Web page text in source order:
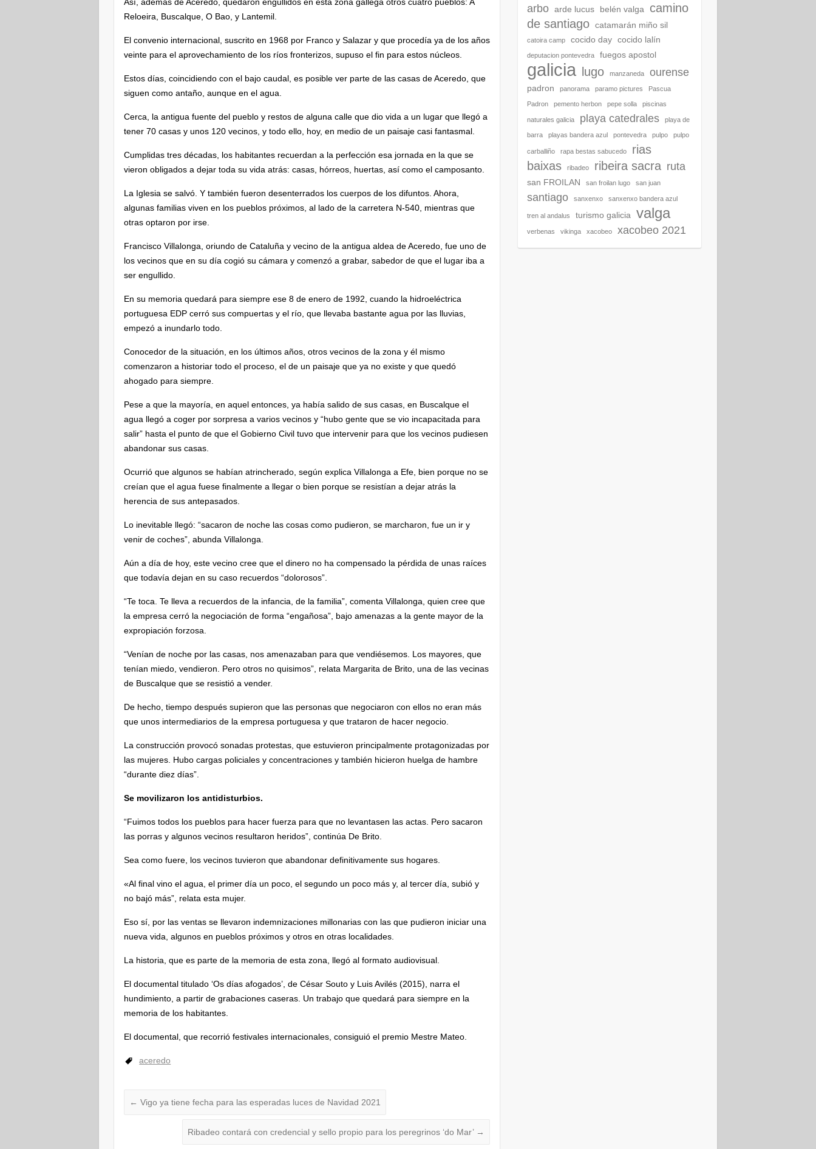
Reloeira, Buscalque, O Bao, y Lantemil.
El convenio internacional, suscrito en 1968 por Franco y Salazar y que procedía ya de los años
veinte para el aprovechamiento de los ríos fronterizos, supuso el fin para estos núcleos.
Estos días, coincidiendo con el bajo caudal, es posible ver parte de las casas de Aceredo, que
siguen como antaño, aunque en el agua.
Cerca, la antigua fuente del pueblo y restos de alguna calle que dio vida a un lugar que llegó a
tener 70 casas y unos 120 vecinos, y todo ello, hoy, en medio de un paisaje casi fantasmal.
Cumplidas tres décadas, los habitantes recuerdan a la perfección esa jornada en la que se
vieron obligados a dejar toda su vida atrás: casas, hórreos, huertas, así como el camposanto.
La Iglesia se salvó. Y también fueron desenterrados los cuerpos de los difuntos. Ahora,
algunas familias viven en los pueblos próximos, al lado de la carretera N-540, mientras que
otras optaron por irse.
Francisco Villalonga, oriundo de Cataluña y vecino de la antigua aldea de Aceredo, fue uno de
los vecinos que en su día cogió su cámara y comenzó a grabar, sabedor de que el lugar iba a
ser engullido.
En su memoria quedará para siempre ese 8 de enero de 1992, cuando la hidroeléctrica
portuguesa EDP cerró sus compuertas y el río, que llevaba bastante agua por las lluvias,
empezó a inundarlo todo.
Conocedor de la situación, en los últimos años, otros vecinos de la zona y él mismo
comenzaron a historiar todo el proceso, el de un paisaje que ya no existe y que quedó
ahogado para siempre.
Pese a que la mayoría, en aquel entonces, ya había salido de sus casas, en Buscalque el
agua llegó a coger por sorpresa a varios vecinos y “hubo gente que se vio incapacitada para
salir” hasta el punto de que el Gobierno Civil tuvo que intervenir para que los vecinos pudiesen
abandonar sus casas.
Ocurrió que algunos se habían atrincherado, según explica Villalonga a Efe, bien porque no se
creían que el agua fuese finalmente a llegar o bien porque se resistían a dejar atrás la
herencia de sus antepasados.
Lo inevitable llegó: “sacaron de noche las cosas como pudieron, se marcharon, fue un ir y
venir de coches”, abunda Villalonga.
Aún a día de hoy, este vecino cree que el dinero no ha compensado la pérdida de unas raíces
que todavía dejan en su caso recuerdos “dolorosos”.
“Te toca. Te lleva a recuerdos de la infancia, de la familia”, comenta Villalonga, quien cree que
la empresa cerró la negociación de forma “engañosa”, bajo amenazas a la gente mayor de la
expropiación forzosa.
“Venían de noche por las casas, nos amenazaban para que vendiésemos. Los mayores, que
tenían miedo, vendieron. Pero otros no quisimos”, relata Margarita de Brito, una de las vecinas
de Buscalque que se resistió a vender.
De hecho, tiempo después supieron que las personas que negociaron con ellos no eran más
que unos intermediarios de la empresa portuguesa y que trataron de hacer negocio.
La construcción provocó sonadas protestas, que estuvieron principalmente protagonizadas por
las mujeres. Hubo cargas policiales y concentraciones y también hicieron huelga de hambre
“durante diez días”.
Se movilizaron los antidisturbios.
“Fuimos todos los pueblos para hacer fuerza para que no levantasen las actas. Pero sacaron
las porras y algunos vecinos resultaron heridos”, continúa De Brito.
Sea como fuere, los vecinos tuvieron que abandonar definitivamente sus hogares.
«Al final vino el agua, el primer día un poco, el segundo un poco más y, al tercer día, subió y
no bajó más”, relata esta mujer.
Eso sí, por las ventas se llevaron indemnizaciones millonarias con las que pudieron iniciar una
nueva vida, algunos en pueblos próximos y otros en otras localidades.
La historia, que es parte de la memoria de esta zona, llegó al formato audiovisual.
El documental titulado ‘Os días afogados’, de César Souto y Luis Avilés (2015), narra el
hundimiento, a partir de grabaciones caseras. Un trabajo que quedará para siempre en la
memoria de los habitantes.
El documental, que recorrió festivales internacionales, consiguió el premio Mestre Mateo.
aceredo
← Vigo ya tiene fecha para las esperadas luces de Navidad 2021
Ribadeo contará con credencial y sello propio para los peregrinos ‘do Mar’ →
arbo arde lucus belén valga
camino
de santiago catamarán miño sil
catoira camp cocido day cocido lalín
deputacion pontevedra fuegos apostol
galicia lugo manzaneda ourense
padron panorama paramo pictures Pascua
Padron pemento herbon pepe solla piscinas
naturales galicia playa catedrales playa de
barra playas bandera azul pontevedra pulpo pulpo
carballiño rapa bestas sabucedo
rias
baixas
ribadeo ribeira sacra ruta
san FROILAN san froilan lugo san juan
santiago sanxenxo sanxenxo bandera azul
tren al andalus turismo galicia valga
verbenas vikinga xacobeo xacobeo 2021